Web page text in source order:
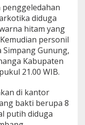
diduga
hitam yang
personil
Gunung,
Kabupaten
21.00 WIB.
di kantor
bakti berupa 8
putih diduga